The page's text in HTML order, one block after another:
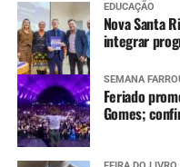
EDUCAÇÃO
Nova Santa
integrar
SEMANA
Feriado
Gomes;